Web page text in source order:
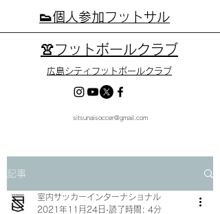
👟個人参加フットサル
👚フットボールクラブ
広島シティフットボールクラブ
sitsunaisoccer@gmail.com
記事
室内サッカーインターナショナル
2021年11月24日 読了時間: 4分